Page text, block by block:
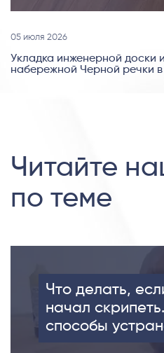
05 июля 2026
Укладка инженерной доски
набережной Черной речки
Читайте
по теме
Что делать,
начал
способы